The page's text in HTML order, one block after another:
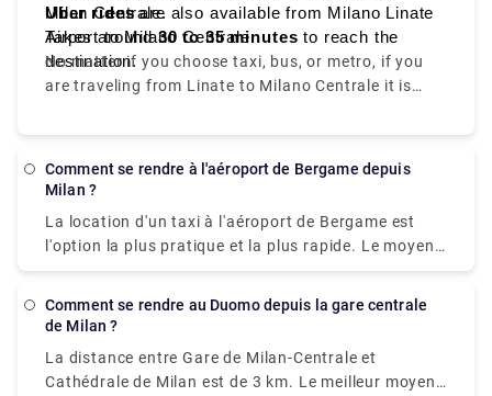
Milan Centrale.
Takes around30 to 35 minutes to reach the
destination.
Uber ridesare also available from Milano Linate
Airport to Milano Centrale.
No matter if you choose taxi, bus, or metro, if you
are traveling from Linate to Milano Centrale it is
Comment se rendre à l'aéroport de Bergame depuis
Milan ?
La location d'un taxi à l'aéroport de Bergame est
l'option la plus pratique et la plus rapide. Le moyen
le plus rapide serait de louer un taxi qui vous
environ 40 minutes. Il y a aussi un bus direct qui
arrive à la station Bergamo Airport Bus Station
Comment se rendre au Duomo depuis la gare centrale
de Milan ?
La distance entre Gare de Milan-Centrale et
Cathédrale de Milan est de 3 km. Le meilleur moyen